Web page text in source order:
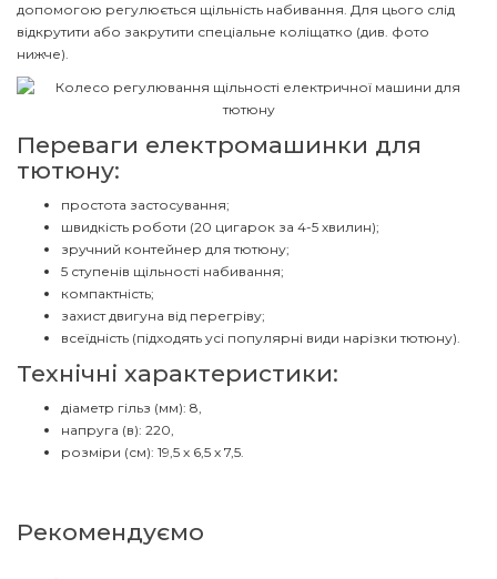
допомогою регулюється щільність набивання. Для цього слід
відкрутити або закрутити спеціальне коліщатко (див. фото
нижче).
Переваги електромашинки для
тютюну:
простота застосування;
швидкість роботи (20 цигарок за 4-5 хвилин);
зручний контейнер для тютюну;
5 ступенів щільності набивання;
компактність;
захист двигуна від перегріву;
всеїдність (підходять усі популярні види нарізки тютюну).
Технічні характеристики:
діаметр гільз (мм): 8,
напруга (в): 220,
розміри (см): 19,5 х 6,5 х 7,5.
Рекомендуємо